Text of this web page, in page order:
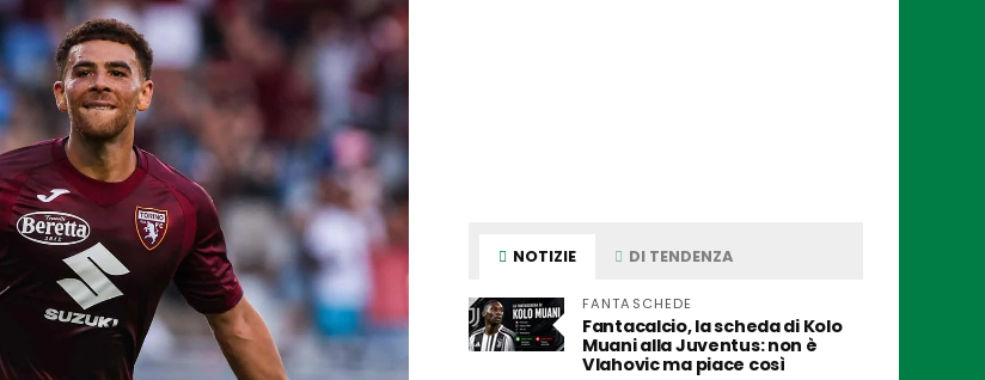
NOTIZIE DI TENDENZA
FANTASCHEDE
Fantacalcio, la scheda di Kolo
Muani alla Juventus: non è
Vlahovic ma piace così